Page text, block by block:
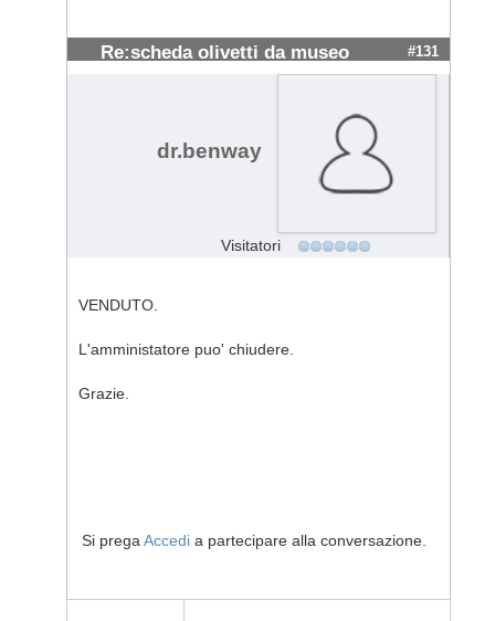
Re:scheda olivetti da museo #131
dr.benway
Visitatori
VENDUTO.
L'amministatore puo' chiudere.
Grazie.
Si prega Accedi a partecipare alla conversazione.